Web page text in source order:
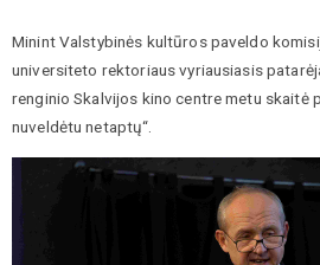
Minint Valstybinės kultūros paveldo
universiteto rektoriaus vyriausiasis
renginio Skalvijos kino centre metu skaitė
nuveldėtu netaptų“.